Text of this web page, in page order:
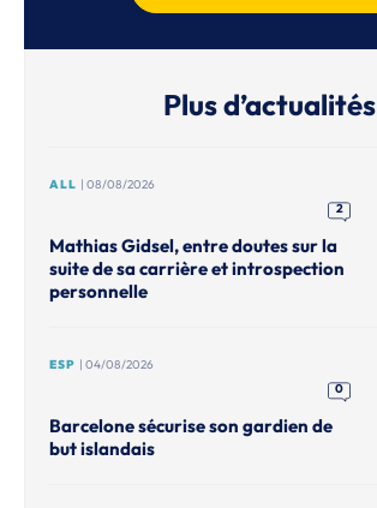
Plus d’actualités
ALL | 08/08/2026
2
Mathias Gidsel, entre doutes sur la
suite de sa carrière et introspection
personnelle
ESP | 04/08/2026
0
Barcelone sécurise son gardien de
but islandais